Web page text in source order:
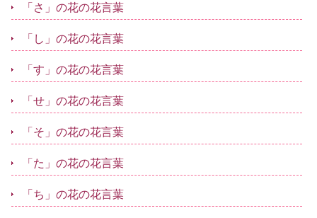
「さ」の花の花言葉
「し」の花の花言葉
「す」の花の花言葉
「せ」の花の花言葉
「そ」の花の花言葉
「た」の花の花言葉
「ち」の花の花言葉